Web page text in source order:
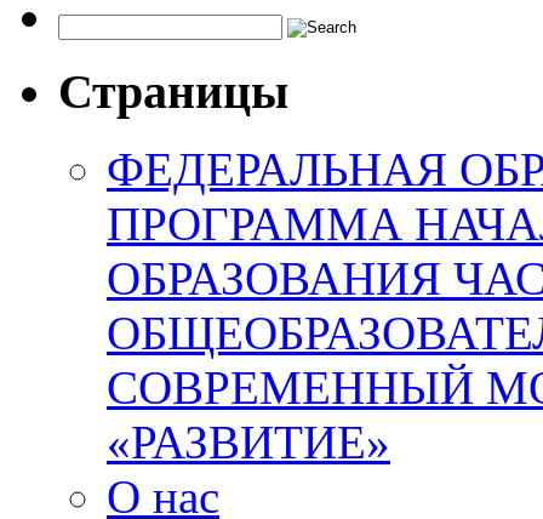
Страницы
ФЕДЕРАЛЬНАЯ
ПРОГРАММА
ОБРАЗОВАНИЯ
СОВРЕМЕННЫЙ
«РАЗВИТИЕ»
О нас